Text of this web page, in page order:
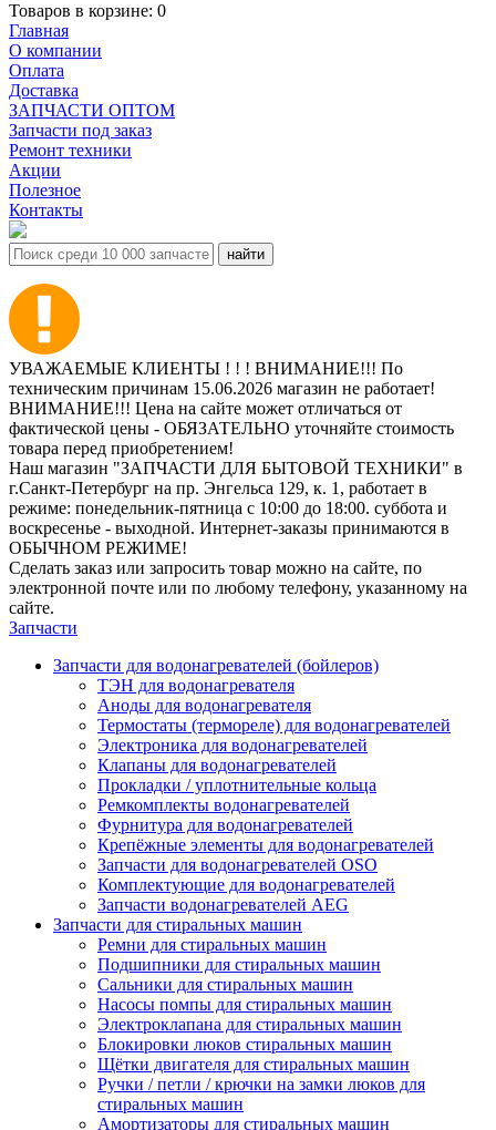
Товаров в корзине: 0
Главная
О компании
Оплата
Доставка
ЗАПЧАСТИ ОПТОМ
Запчасти под заказ
Ремонт техники
Акции
Полезное
Контакты
УВАЖАЕМЫЕ КЛИЕНТЫ ! ! ! ВНИМАНИЕ!!! По
техническим причинам 15.06.2026 магазин не работает!
ВНИМАНИЕ!!! Цена на сайте может отличаться от
фактической цены - ОБЯЗАТЕЛЬНО уточняйте стоимость
товара перед приобретением!
Наш магазин "ЗАПЧАСТИ ДЛЯ БЫТОВОЙ ТЕХНИКИ" в
г.Санкт-Петербург на пр. Энгельса 129, к. 1, работает в
режиме: понедельник-пятница с 10:00 до 18:00. суббота и
воскресенье - выходной. Интернет-заказы принимаются в
ОБЫЧНОМ РЕЖИМЕ!
Сделать заказ или запросить товар можно на сайте, по
электронной почте или по любому телефону, указанному на
сайте.
Запчасти
Запчасти для водонагревателей (бойлеров)
ТЭН для водонагревателя
Аноды для водонагревателя
Термостаты (термореле) для водонагревателей
Электроника для водонагревателей
Клапаны для водонагревателей
Прокладки / уплотнительные кольца
Ремкомплекты водонагревателей
Фурнитура для водонагревателей
Крепёжные элементы для водонагревателей
Запчасти для водонагревателей OSO
Комплектующие для водонагревателей
Запчасти водонагревателей AEG
Запчасти для стиральных машин
Ремни для стиральных машин
Подшипники для стиральных машин
Сальники для стиральных машин
Насосы помпы для стиральных машин
Электроклапана для стиральных машин
Блокировки люков стиральных машин
Щётки двигателя для стиральных машин
Ручки / петли / крючки на замки люков для
стиральных машин
Амортизаторы для стиральных машин